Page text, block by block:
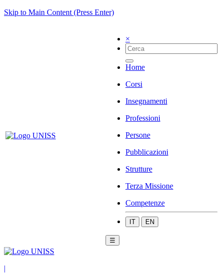
Skip to Main Content (Press Enter)
×
Home
Corsi
Insegnamenti
Professioni
Persone
Pubblicazioni
Strutture
Terza Missione
Competenze
IT EN
☰
|